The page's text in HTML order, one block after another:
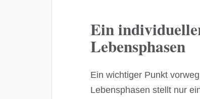
Ein
Lebensphasen
Ein wichtiger Punkt
Lebensphasen stellt nur